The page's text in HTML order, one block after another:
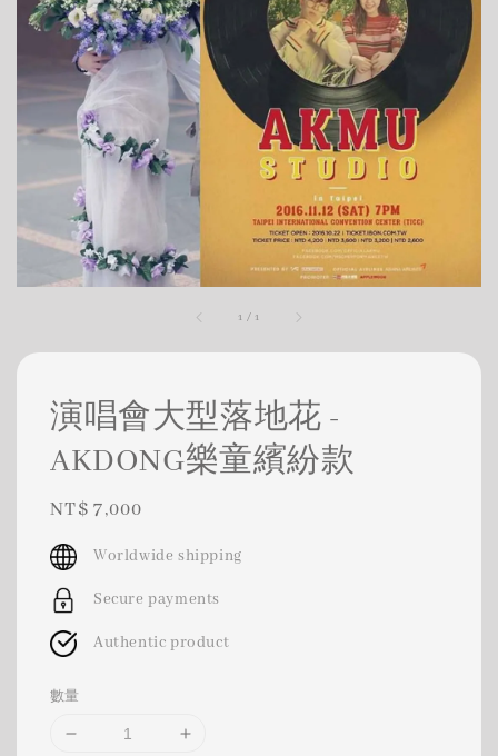
1 / 1
演唱會大型落地花 -
AKDONG樂童繽紛款
Regular
price
NT$ 7,000
Worldwide shipping
Secure payments
Authentic product
數量